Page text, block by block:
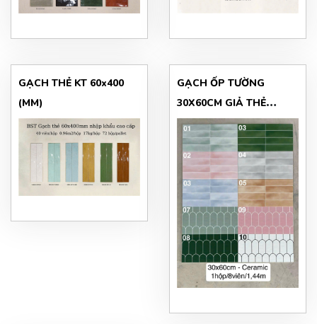
GẠCH THẺ KT 60x400
(MM)
GẠCH ỐP TƯỜNG
30X60CM GIẢ THẺ
LOANG